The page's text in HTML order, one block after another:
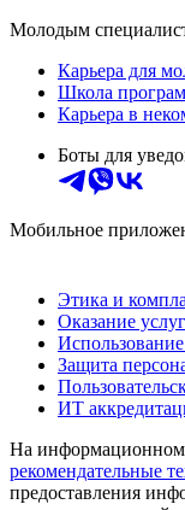
Молодым
Карьера для
Школа
Карьера в
Боты для
Мобильное
Этика и
Оказание услуг
Защита
ИТ
На информационном
рекомендательные
предоставления